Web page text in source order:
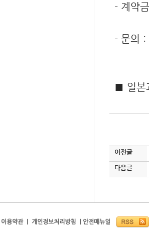
- 계약
- 문의
■ 일본
이전글
다음글